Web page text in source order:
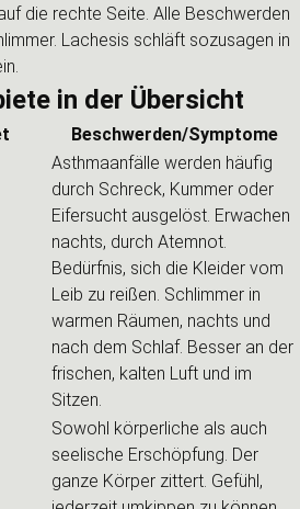
die rechte Seite. Alle Beschwerden
Lachesis schläft sozusagen in
in der Übersicht
Beschwerden/Symptome
Asthmaanfälle werden häufig
durch Schreck, Kummer oder
Eifersucht ausgelöst. Erwachen
nachts, durch Atemnot.
Bedürfnis, sich die Kleider vom
Leib zu reißen. Schlimmer in
warmen Räumen, nachts und
nach dem Schlaf. Besser an der
frischen, kalten Luft und im
Sitzen.
Sowohl körperliche als auch
seelische Erschöpfung. Der
ganze Körper zittert. Gefühl,